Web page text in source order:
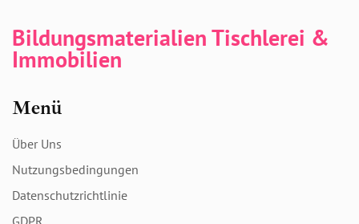
Bildungsmaterialien Tischlerei &
Immobilien
Menü
Über Uns
Nutzungsbedingungen
Datenschutzrichtlinie